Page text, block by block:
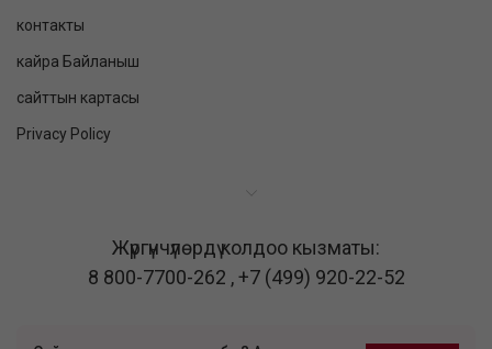
контакты
кайра Байланыш
сайттын картасы
Privacy Policy
Жүргүнчүлөрдү колдоо кызматы:
8 800-7700-262 ,+7 (499) 920-22-52